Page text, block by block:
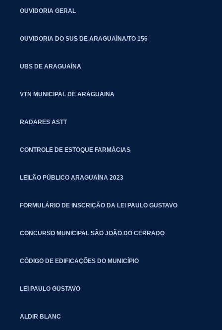
OUVIDORIA GERAL
OUVIDORIA DO SUS DE ARAGUAÍNA/TO 156
UBS DE ARAGUAÍNA
VTN MUNICIPAL DE ARAGUAINA
RADARES ASTT
CONTROLE DE ESTOQUE FARMÁCIAS
LEILÃO PÚBLICO ARAGUAÍNA 2023
FORMULÁRIO DE INSCRIÇÃO DA LEI PAULO GUSTAVO
CONCURSO MUNICIPAL SÃO JOÃO DO CERRADO
CÓDIGO DE EDIFICAÇÕES DO MUNICÍPIO
LEI PAULO GUSTAVO
ALDIR BLANC